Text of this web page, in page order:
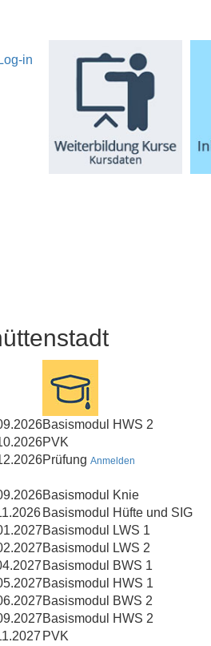
in
Basismodul HWS 2
PVK
Prüfung Anmelden
Basismodul Knie
Basismodul Hüfte und SIG
Basismodul LWS 1
Basismodul LWS 2
Basismodul BWS 1
Basismodul HWS 1
Basismodul BWS 2
Basismodul HWS 2
PVK